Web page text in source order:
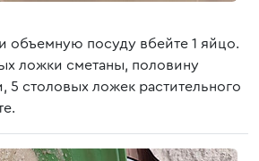
объемную посуду вбейте 1 яйцо.
ложки сметаны, половину
5 столовых ложек растительного